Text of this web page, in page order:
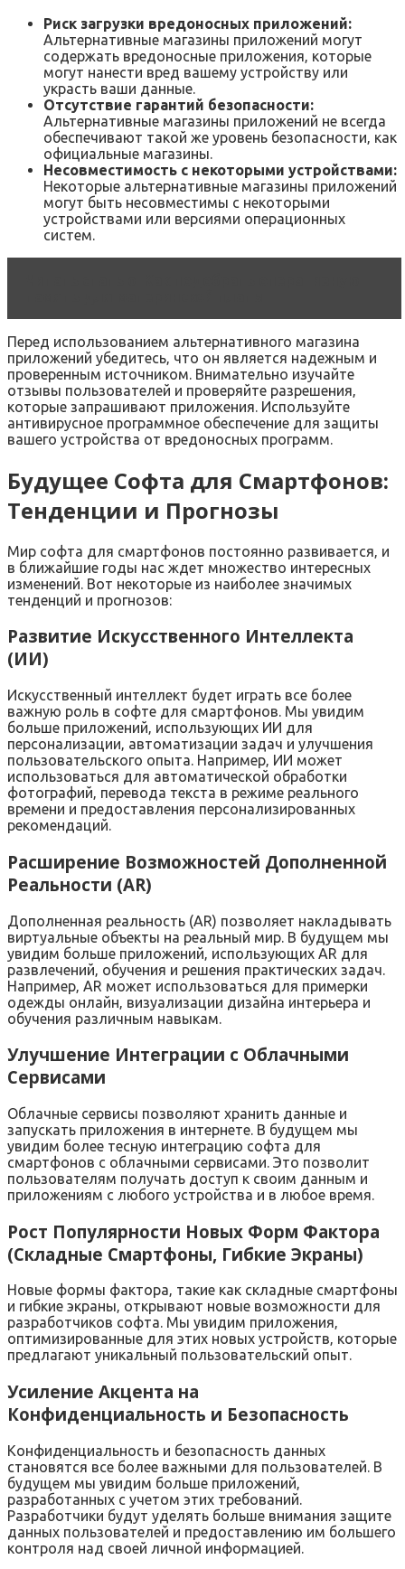
Риск загрузки вредоносных приложений:
Альтернативные магазины приложений могут
содержать вредоносные приложения‚ которые
могут нанести вред вашему устройству или
украсть ваши данные.
Отсутствие гарантий безопасности:
Альтернативные магазины приложений не всегда
обеспечивают такой же уровень безопасности‚ как
официальные магазины.
Несовместимость с некоторыми устройствами:
Некоторые альтернативные магазины приложений
могут быть несовместимы с некоторыми
устройствами или версиями операционных
систем.
Перед использованием альтернативного магазина
приложений убедитесь‚ что он является надежным и
проверенным источником. Внимательно изучайте
отзывы пользователей и проверяйте разрешения‚
которые запрашивают приложения. Используйте
антивирусное программное обеспечение для защиты
вашего устройства от вредоносных программ.
Будущее Софта для Смартфонов:
Тенденции и Прогнозы
Мир софта для смартфонов постоянно развивается‚ и
в ближайшие годы нас ждет множество интересных
изменений. Вот некоторые из наиболее значимых
тенденций и прогнозов:
Развитие Искусственного Интеллекта
(ИИ)
Искусственный интеллект будет играть все более
важную роль в софте для смартфонов. Мы увидим
больше приложений‚ использующих ИИ для
персонализации‚ автоматизации задач и улучшения
пользовательского опыта. Например‚ ИИ может
использоваться для автоматической обработки
фотографий‚ перевода текста в режиме реального
времени и предоставления персонализированных
рекомендаций.
Расширение Возможностей Дополненной
Реальности (AR)
Дополненная реальность (AR) позволяет накладывать
виртуальные объекты на реальный мир. В будущем мы
увидим больше приложений‚ использующих AR для
развлечений‚ обучения и решения практических задач.
Например‚ AR может использоваться для примерки
одежды онлайн‚ визуализации дизайна интерьера и
обучения различным навыкам.
Улучшение Интеграции с Облачными
Сервисами
Облачные сервисы позволяют хранить данные и
запускать приложения в интернете. В будущем мы
увидим более тесную интеграцию софта для
смартфонов с облачными сервисами. Это позволит
пользователям получать доступ к своим данным и
приложениям с любого устройства и в любое время.
Рост Популярности Новых Форм Фактора
(Складные Смартфоны‚ Гибкие Экраны)
Новые формы фактора‚ такие как складные смартфоны
и гибкие экраны‚ открывают новые возможности для
разработчиков софта. Мы увидим приложения‚
оптимизированные для этих новых устройств‚ которые
предлагают уникальный пользовательский опыт.
Усиление Акцента на
Конфиденциальность и Безопасность
Конфиденциальность и безопасность данных
становятся все более важными для пользователей. В
будущем мы увидим больше приложений‚
разработанных с учетом этих требований.
Разработчики будут уделять больше внимания защите
данных пользователей и предоставлению им большего
контроля над своей личной информацией.